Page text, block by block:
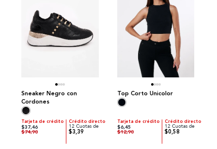
Sneaker Negro con
Cordones
Tarjeta de crédito
$37,46
$74,90
Crédito directo
12 Cuotas de
$3,39
Top Corto Unicolor
Tarjeta de crédito
$6,45
$12,90
Crédito directo
12 Cuotas de
$0,58